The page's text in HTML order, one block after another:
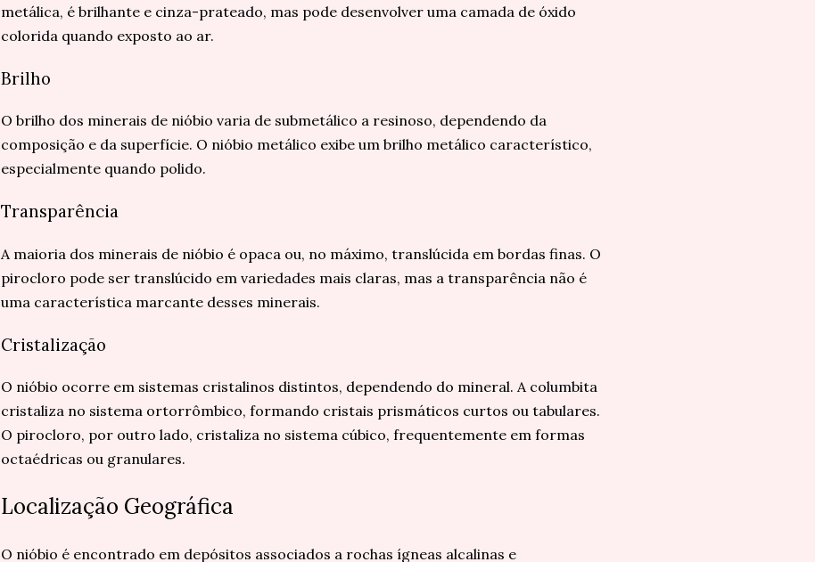
metálica, é brilhante e cinza-prateado, mas pode desenvolver uma camada de óxido
colorida quando exposto ao ar.
Brilho
O brilho dos minerais de nióbio varia de submetálico a resinoso, dependendo da
composição e da superfície. O nióbio metálico exibe um brilho metálico característico,
especialmente quando polido.
Transparência
A maioria dos minerais de nióbio é opaca ou, no máximo, translúcida em bordas finas. O
pirocloro pode ser translúcido em variedades mais claras, mas a transparência não é
uma característica marcante desses minerais.
Cristalização
O nióbio ocorre em sistemas cristalinos distintos, dependendo do mineral. A columbita
cristaliza no sistema ortorrômbico, formando cristais prismáticos curtos ou tabulares.
O pirocloro, por outro lado, cristaliza no sistema cúbico, frequentemente em formas
octaédricas ou granulares.
Localização Geográfica
O nióbio é encontrado em depósitos associados a rochas ígneas alcalinas e